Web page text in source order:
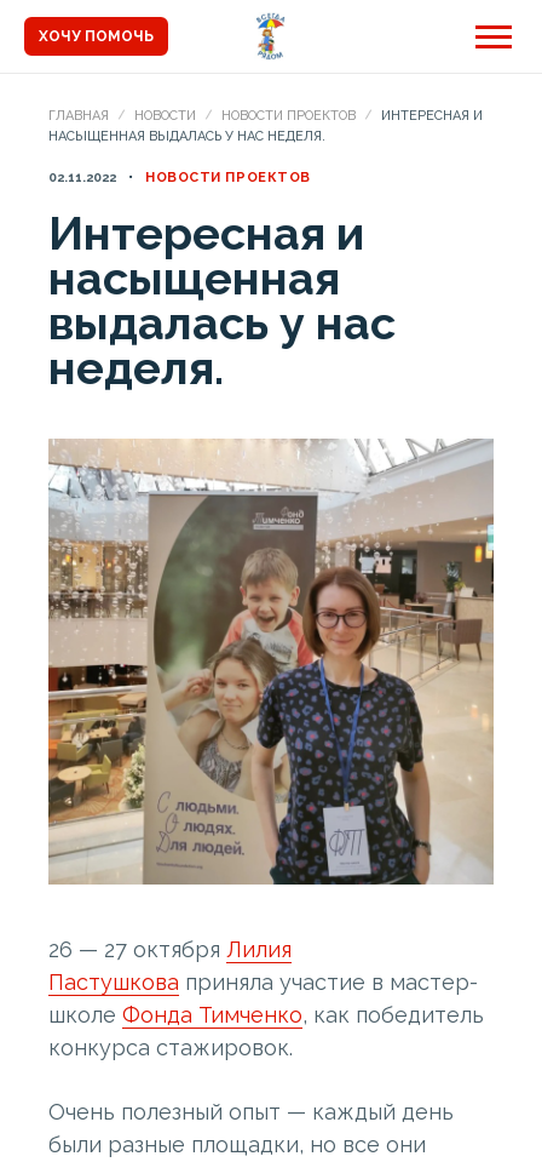
ХОЧУ ПОМОЧЬ
ГЛАВНАЯ НОВОСТИ НОВОСТИ ПРОЕКТОВ
ИНТЕРЕСНАЯ И
НАСЫЩЕННАЯ ВЫДАЛАСЬ У НАС НЕДЕЛЯ.
02.11.2022 НОВОСТИ ПРОЕКТОВ
Интересная и
насыщенная
выдалась у нас
неделя.
26 — 27 октября Лилия
Пастушкова приняла участие в мастер-
школе Фонда Тимченко, как победитель
конкурса стажировок.
Очень полезный опыт — каждый день
были разные площадки, но все они